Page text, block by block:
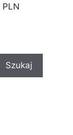
Szukaj